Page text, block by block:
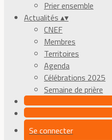
Prier ensemble
Actualités ▴▾
CNEF
Membres
Territoires
Agenda
Célébrations 2025
Semaine de prière
Se connecter